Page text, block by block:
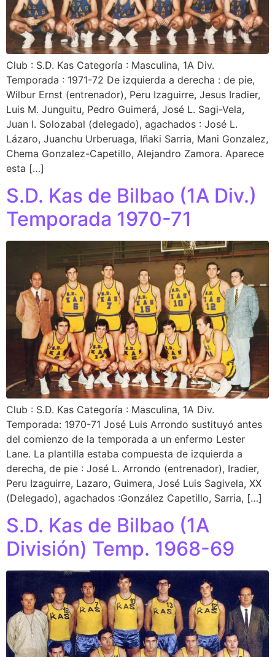
Club : S.D. Kas Categoría : Masculina, 1A Div.
Temporada : 1971-72 De izquierda a derecha : de pie,
Wilbur Ernst (entrenador), Peru Izaguirre, Jesus Iradier,
Luis M. Junguitu, Pedro Guimerá, José L. Sagi-Vela,
Juan I. Solozabal (delegado), agachados : José L.
Lázaro, Juanchu Urberuaga, Iñaki Sarria, Mani Gonzalez,
Chema Gonzalez-Capetillo, Alejandro Zamora. Aparece
esta […]
S.D. Kas de Bilbao (1A Div.)
Temporada 1970-71
Club : S.D. Kas Categoría : Masculina, 1A Div.
Temporada: 1970-71 José Luis Arrondo sustituyó antes
del comienzo de la temporada a un enfermo Lester
Lane. La plantilla estaba compuesta de izquierda a
derecha, de pie : José L. Arrondo (entrenador), Iradier,
Peru Izaguirre, Lazaro, Guimera, José Luis Sagivela, XX
(Delegado), agachados :González Capetillo, Sarria, […]
S.D. Kas de Bilbao (1A
División) Temp. 1968-69